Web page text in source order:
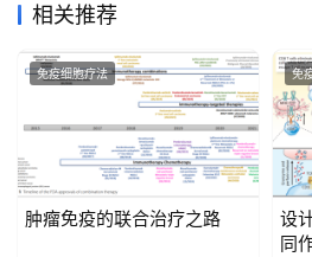
相关推荐
免疫细胞疗法
肿瘤免疫的联合治疗之路
免
设
同